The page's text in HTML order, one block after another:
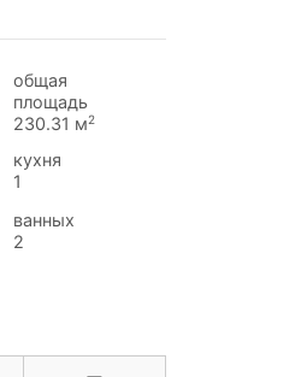
общая
площадь
230.31 м2
кухня
1
ванных
2